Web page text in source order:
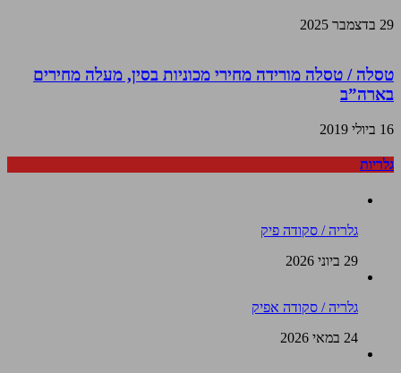
29 בדצמבר 2025
טסלה / טסלה מורידה מחירי מכוניות בסין, מעלה מחירים
בארה”ב
16 ביולי 2019
גלריות
גלריה / סקודה פיק
29 ביוני 2026
גלריה / סקודה אפיק
24 במאי 2026